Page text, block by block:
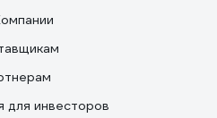
для инвесторов